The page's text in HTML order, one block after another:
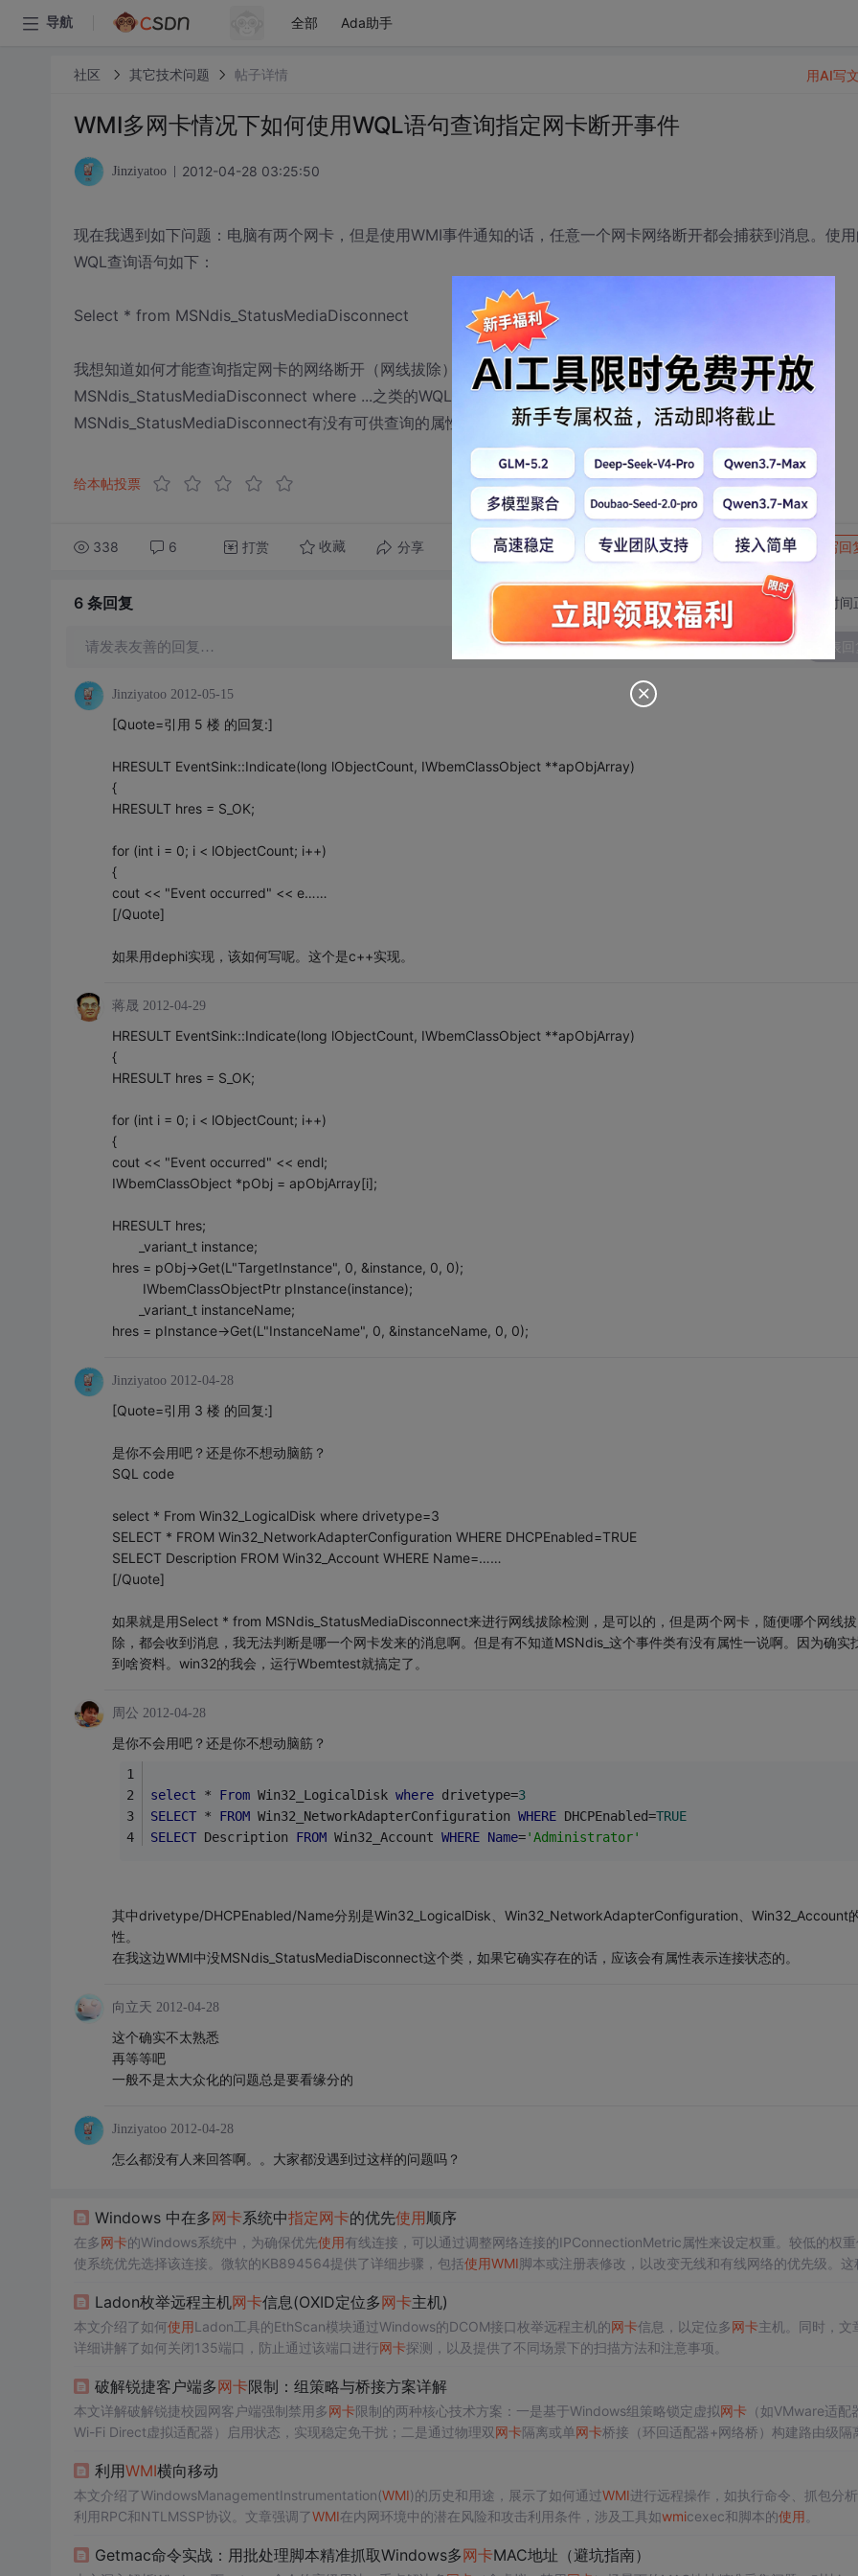
导航 全部 Ada助手
社区 其它技术问题 帖子详情
WMI多网卡情况下如何使用WQL语句查询指定网卡断开事件
Jinziyatoo 2012-04-28 03:25:50
现在我遇到如下问题：电脑有两个网卡，但是使用WMI事件通知的话，任意一个网卡网络断开都会捕获到消息。使
WQL查询语句如下：
Select * from MSNdis_StatusMediaDisconnect
我想知道如何才能查询指定网卡的网络断开（网线拔除）时得到消息通知. 有没有类似 Select * from
MSNdis_StatusMediaDisconnect where ...之类的WQL语句可供查询。 但是我不晓得
MSNdis_StatusMediaDisconnect有没有可供查询的属性。请各位多多帮忙。。急死人啊。
给本帖投票
338 6 打赏 收藏 分享 转发到动态 举报 写回
用AI写
6 条回复 切换为时间
请发表友善的回复…
Jinziyatoo 2012-05-15
[Quote=引用 5 楼 的回复:]
HRESULT EventSink::Indicate(long lObjectCount, IWbemClassObject **apObjArray)
{
HRESULT hres = S_OK;
for (int i = 0; i < lObjectCount; i++)
{
cout << "Event occurred" << e……
[/Quote]
如果用dephi实现，该如何写呢。这个是c++实现。
蒋晟 2012-04-29
HRESULT EventSink::Indicate(long lObjectCount, IWbemClassObject **apObjArray)
{
HRESULT hres = S_OK;
for (int i = 0; i < lObjectCount; i++)
{
cout << "Event occurred" << endl;
IWbemClassObject *pObj = apObjArray[i];
HRESULT hres;
_variant_t instance;
hres = pObj->Get(L"TargetInstance", 0, &instance, 0, 0);
IWbemClassObjectPtr pInstance(instance);
_variant_t instanceName;
hres = pInstance->Get(L"InstanceName", 0, &instanceName, 0, 0);
Jinziyatoo 2012-04-28
[Quote=引用 3 楼 的回复:]
是你不会用吧？还是你不想动脑筋？
SQL code
select * From Win32_LogicalDisk where drivetype=3
SELECT * FROM Win32_NetworkAdapterConfiguration WHERE DHCPEnabled=TRUE
SELECT Description FROM Win32_Account WHERE Name=……
[/Quote]
如果就是用Select * from MSNdis_StatusMediaDisconnect来进行网线拔除检测，是可以的，但是两个网卡，随便哪个网线拔
除，都会收到消息，我无法判断是哪一个网卡发来的消息啊。但是有不知道MSNdis_这个事件类有没有属性一说啊。因为确实
到啥资料。win32的我会，运行Wbemtest就搞定了。
周公 2012-04-28
是你不会用吧？还是你不想动脑筋？
select * From Win32_LogicalDisk where drivetype=3
SELECT * FROM Win32_NetworkAdapterConfiguration WHERE DHCPEnabled=TRUE
SELECT Description FROM Win32_Account WHERE Name='Administrator'
其中drivetype/DHCPEnabled/Name分别是Win32_LogicalDisk、Win32_NetworkAdapterConfiguration、Win32_Account
性。
在我这边WMI中没MSNdis_StatusMediaDisconnect这个类，如果它确实存在的话，应该会有属性表示连接状态的。
向立天 2012-04-28
这个确实不太熟悉
再等等吧
一般不是太大众化的问题总是要看缘分的
Jinziyatoo 2012-04-28
怎么都没有人来回答啊。。大家都没遇到过这样的问题吗？
Windows 中在多网卡系统中指定网卡的优先使用顺序
在多网卡的Windows系统中，为确保优先使用有线连接，可以通过调整网络连接的IPConnectionMetric属性来设定权重。较低的权
使系统优先选择该连接。微软的KB894564提供了详细步骤，包括使用WMI脚本或注册表修改，以改变无线和有线网络的优先级。这
Ladon枚举远程主机网卡信息(OXID定位多网卡主机)
本文介绍了如何使用Ladon工具的EthScan模块通过Windows的DCOM接口枚举远程主机的网卡信息，以定位多网卡主机。同时，文
详细讲解了如何关闭135端口，防止通过该端口进行网卡探测，以及提供了不同场景下的扫描方法和注意事项。
破解锐捷客户端多网卡限制：组策略与桥接方案详解
本文详解破解锐捷校园网客户端强制禁用多网卡限制的两种核心技术方案：一是基于Windows组策略锁定虚拟网卡 （如VMware适配
Wi-Fi Direct虚拟适配器）启用状态，实现稳定免干扰；二是通过物理双网卡隔离或单网卡桥接（环回适配器+网络桥）构建路由级隔
利用WMI横向移动
本文介绍了WindowsManagementInstrumentation(WMI)的历史和用途，展示了如何通过WMI进行远程操作，如执行命令、抓包分
利用RPC和NTLMSSP协议。文章强调了WMI在内网环境中的潜在风险和攻击利用条件，涉及工具如wmicexec和脚本的使用
Getmac命令实战：用批处理脚本精准抓取Windows多网卡MAC地址（避坑指南）